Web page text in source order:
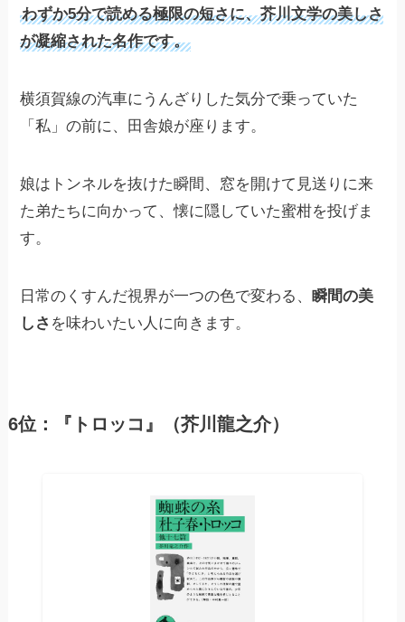
わずか5分で読める極限の短さに、芥川文学の美しさ
が凝縮された名作です。
横須賀線の汽車にうんざりした気分で乗っていた
「私」の前に、田舎娘が座ります。
娘はトンネルを抜けた瞬間、窓を開けて見送りに来
た弟たちに向かって、懐に隠していた蜜柑を投げま
す。
日常のくすんだ視界が一つの色で変わる、 瞬間の美
しさ を味わいたい人に向きます。
6位：『トロッコ』（芥川龍之介）